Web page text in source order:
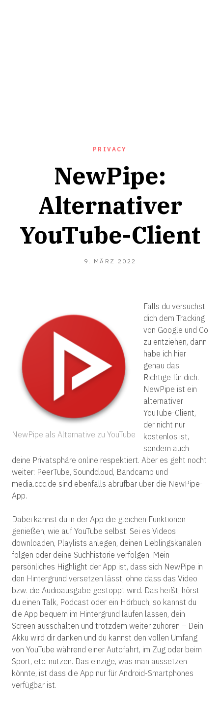
PRIVACY
NewPipe:
Alternativer
YouTube-Client
9. MÄRZ 2022
NewPipe als Alternative zu YouTube
Falls du versuchst
dich dem Tracking
von Google und Co
zu entziehen, dann
habe ich hier
genau das
Richtige für dich.
NewPipe ist ein
alternativer
YouTube-Client,
der nicht nur
kostenlos ist,
sondern auch
deine Privatsphäre online respektiert. Aber es geht nocht
weiter: PeerTube, Soundcloud, Bandcamp und
media.ccc.de sind ebenfalls abrufbar über die NewPipe-
App.
Dabei kannst du in der App die gleichen Funktionen
genießen, wie auf YouTube selbst. Sei es Videos
downloaden, Playlists anlegen, deinen Lieblingskanälen
folgen oder deine Suchhistorie verfolgen. Mein
persönliches Highlight der App ist, dass sich NewPipe in
den Hintergrund versetzen lässt, ohne dass das Video
bzw. die Audioausgabe gestoppt wird. Das heißt, hörst
du einen Talk, Podcast oder ein Hörbuch, so kannst du
die App bequem im Hintergrund laufen lassen, dein
Screen ausschalten und trotzdem weiter zuhören – Dein
Akku wird dir danken und du kannst den vollen Umfang
von YouTube während einer Autofahrt, im Zug oder beim
Sport, etc. nutzen. Das einzige, was man aussetzen
könnte, ist dass die App nur für Android-Smartphones
verfügbar ist.